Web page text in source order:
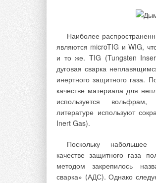
Наиболее
являются microTIG и WIG,
и то же. TIG (Tungsten
дуговая сварка
инертного защитного газа.
качестве материала для
используется
литературе используют
Inert Gas).
Поскольку набольшее
качестве защитного газа
методом закрепилось
сварка» (АДС). Однако
программироваться на
одного часа с нулевым
признаком возможной
могут
значительном увеличении
Диагностика и
электронный водосчетчик
контроля для
водораспределения.
детальную
Читайте по теме: